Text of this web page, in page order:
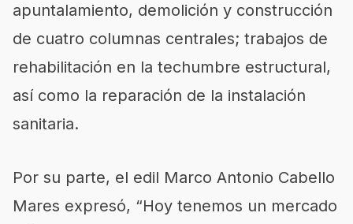
apuntalamiento, demolición y construcción
de cuatro columnas centrales; trabajos de
rehabilitación en la techumbre estructural,
así como la reparación de la instalación
sanitaria.
Por su parte, el edil Marco Antonio Cabello
Mares expresó, “Hoy tenemos un mercado